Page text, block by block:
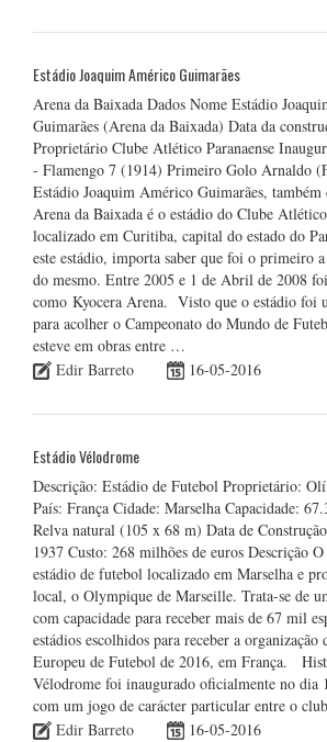
Estádio Joaquim Américo Guimarães
Arena da Baixada Dados Nome Estádio
Guimarães (Arena da Baixada) Data da
Proprietário Clube Atlético Paranaense
- Flamengo 7 (1914) Primeiro Golo Arnaldo
Estádio Joaquim Américo Guimarães,
Arena da Baixada é o estádio do Clube
localizado em Curitiba, capital do estado do
este estádio, importa saber que foi o primeiro
do mesmo. Entre 2005 e 1 de Abril de 2008
como Kyocera Arena. Visto que o estádio foi
para acolher o Campeonato do Mundo de
esteve em obras entre …
Edir Barreto
16-05-2016
Estádio Vélodrome
Descrição: Estádio de Futebol Proprietário:
País: França Cidade: Marselha Capacidade:
Relva natural (105 x 68 m) Data de
1937 Custo: 268 milhões de euros Descrição
estádio de futebol localizado em Marselha e
local, o Olympique de Marseille. Trata-se de
com capacidade para receber mais de 67 mil
estádios escolhidos para receber a organização
Europeu de Futebol de 2016, em França.
Vélodrome foi inaugurado oficialmente no dia
com um jogo de carácter particular entre o
Edir Barreto
16-05-2016